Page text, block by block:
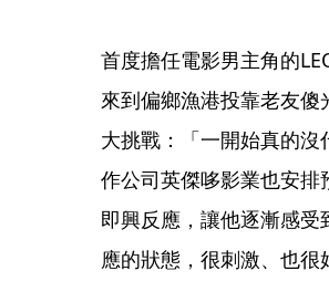
首度擔任電影男主角的
來到偏鄉漁港投靠老友
大挑戰：「一開始真的
作公司英傑哆影業也安
即興反應，讓他逐漸感
應的狀態，很刺激、也